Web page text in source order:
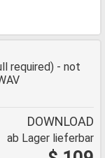
required) - not
DOWNLOAD
ab Lager lieferbar